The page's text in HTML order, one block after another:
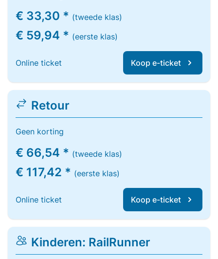
€ 33,30 * (tweede klas)
€ 59,94 * (eerste klas)
Online ticket Koop e-ticket
Retour
Geen korting
€ 66,54 * (tweede klas)
€ 117,42 * (eerste klas)
Online ticket Koop e-ticket
Kinderen: RailRunner